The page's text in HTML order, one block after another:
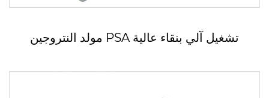
مولد النتروجين PSA تشغيل آلي بنقاء عالية